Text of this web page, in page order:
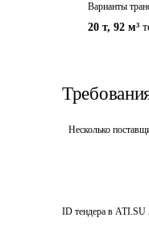
Варианты
20 т, 92 м³
Несколько
ID тендера в ATI.SU